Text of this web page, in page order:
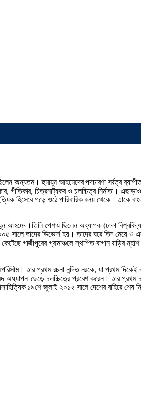
অন্যতম। হুমায়ুন আহমেদের পদচারণা সর্বত্র
গীতিকার, চিত্রনাট্যকর ও চলচ্চিত্র নির্মাতা।
হিসেবে গড়ে ওঠে পারিবারিক বলয় থেকে। তাকে
আহমেদ।তিনি পেশায় ছিলেন অধ্যাপক (ঢাকা
সালে তাদের ডিভোর্স হয়। তাদের ঘরে তিন মেয়ে ও
গাজীপুরের গ্রামাঞ্চলে স্থাপিত বাগান বাড়ির নূহাশ
তার প্রথম রচনা নন্দিত নরকে, যা প্রথম দিকেই
ছেড়ে চলচ্চিত্রে প্রবেশ করেন। তার প্রথম
১৯শে জুলাই ২০১২ সালে দেশের বাহিরে শেষ